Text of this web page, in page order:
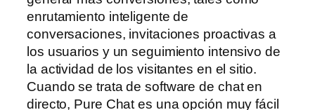
enrutamiento inteligente de
conversaciones, invitaciones proactivas a
los usuarios y un seguimiento intensivo de
la actividad de los visitantes en el sitio.
Cuando se trata de software de chat en
directo, Pure Chat es una opción muy fácil